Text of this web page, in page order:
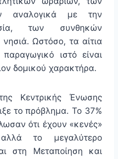
αναλογικά με την
των συνθηκών
νησιά. Ωστόσο, τα αίτια
ιστό είναι
δομικού χαρακτήρα.
Κεντρικής Ένωσης
το πρόβλημα. Το 37%
ότι έχουν «κενές»
το μεγαλύτερο
στη Μεταποίηση και